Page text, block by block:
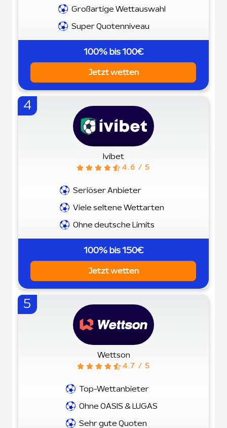
Großartige Wettauswahl
Super Quotenniveau
100% bis 100€
Jetzt wetten
4
Ivibet
4.6 / 5
Seriöser Anbieter
Viele seltene Wettarten
Ohne deutsche Limits
100% bis 150€
Jetzt wetten
5
Wettson
4.7 / 5
Top-Wettanbieter
Ohne OASIS & LUGAS
Sehr gute Quoten